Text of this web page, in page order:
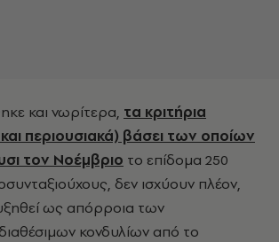
και νωρίτερα, τα κριτήρια
περιουσιακά) βάσει των οποίων
τον Νοέμβριο το επίδομα 250
δεν ισχύουν πλέον,
ως απόρροια των
κονδυλίων από το